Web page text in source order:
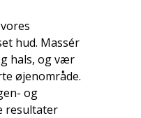
hud. Massér
hals, og vær
øjenområde.
og
resultater